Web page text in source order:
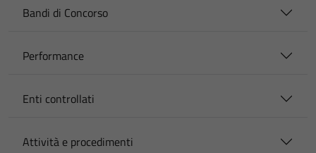
Bandi di Concorso
Performance
Enti controllati
Attività e procedimenti